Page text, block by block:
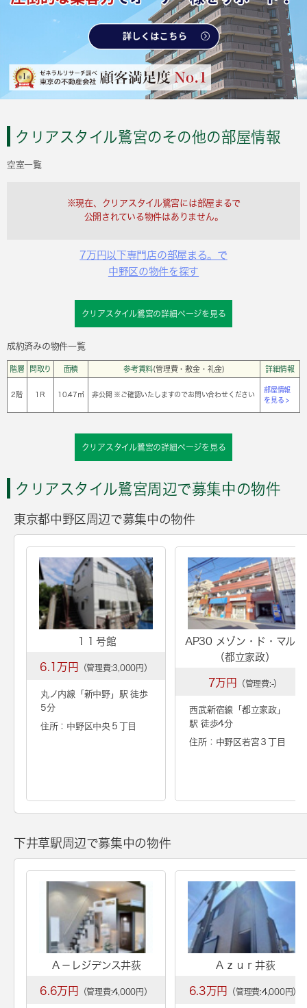
クリアスタイル鷺宮のその他の部屋情報
空室一覧
※現在、クリアスタイル鷺宮には部屋まるで
公開されている物件はありません。
7万円以下専門店の部屋まる。で
中野区の物件を探す
クリアスタイル鷺宮の詳細ページを見る
成約済みの物件一覧
階層 間取り 面積 参考賃料(管理費・敷金・礼金) 詳細情報
2階 1Ｒ 10.47㎡ 非公開 ※ご確認いたしますのでお問い合わせください
部屋情報
を見る >
クリアスタイル鷺宮の詳細ページを見る
クリアスタイル鷺宮周辺で募集中の物件
東京都中野区周辺で募集中の物件
１１号館
6.1万円 （管理費:3,000円）
丸ノ内線「 新中野」駅 徒歩
5分
住所：中野区中央５丁目
AP30 メゾン・ド・マルス
（都立家政）
7万円 （管理費:-）
西武新宿線「 都立家政」
駅 徒歩4分
住所：中野区若宮３丁目
下井草駅周辺で募集中の物件
Ａ－レジデンス井荻
6.6万円 （管理費:4,000円）
Ａｚｕｒ井荻
6.3万円 （管理費:4,000円）